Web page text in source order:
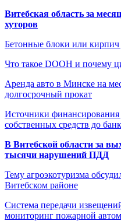
Витебская область за
хуторов
Бетонные блоки или кирпич
Что такое DOOH и почему
Аренда авто в Минске на
долгосрочный прокат
Источники
собственных средств до
В Витебской области за
тысячи нарушений ПДД
Тему агроэкотуризма
Витебском районе
Система передачи
мониторинг пожарной